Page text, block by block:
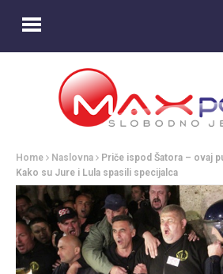
Home Naslovna
Priče ispod Šatora – ovaj
Kako su Jure i Lula spasili specijalca